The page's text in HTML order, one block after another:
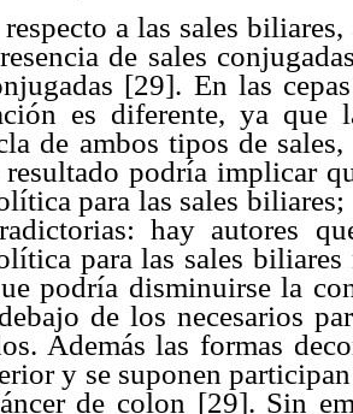
a las sales
de sales
[29]. En las
es diferente, ya que
de ambos tipos de
resultado podría implicar
para las sales
hay autores
para las sales
podría disminuirse la
de los necesarios
Además las formas
y se suponen
de colon [29]. Sin